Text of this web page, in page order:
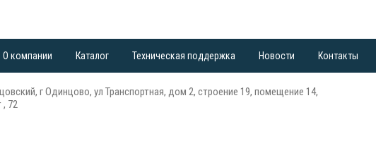
О компании Каталог Техническая поддержка Новости Контакты
г Одинцово, ул Транспортная, дом 2, строение 19, помещение 14,
, 72